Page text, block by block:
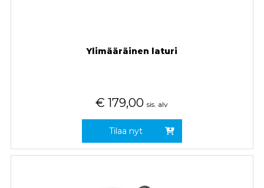
Ylimääräinen laturi
€ 179,00 sis. alv
Tilaa nyt